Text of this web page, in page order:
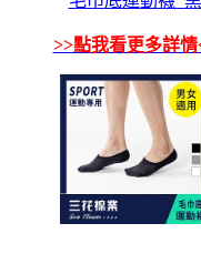
>>點我看更多詳情